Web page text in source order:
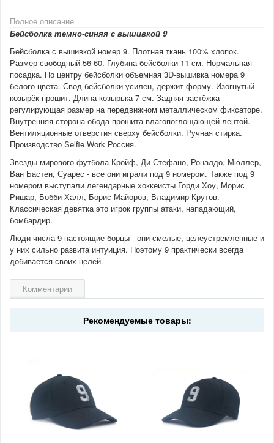
Полное описание
Бейсболка темно-синяя с вышивкой 9
Бейсболка с вышивкой номер 9. Плотная ткань 100% хлопок.
Размер свободный 56-60. Глубина бейсболки 11 см. Нормальная
посадка. По центру бейсболки объемная 3D-вышивка номера 9
белого цвета. Свод бейсболки усилен, держит форму. Изогнутый
козырёк прошит. Длина козырька 7 см. Задняя застёжка
регулирующая размер на передвижном металлическом фиксаторе.
Внутренняя сторона обода прошита влагопоглощающей лентой.
Вентиляционные отверстия сверху бейсболки. Ручная стирка.
Производство Selfie Work Россия.
Звезды мирового футбола Кройф, Ди Стефано, Роналдо, Мюллер,
Ван Бастен, Суарес - все они играли под 9 номером. Также под 9
номером выступали легендарные хоккеисты Горди Хоу, Морис
Ришар, Бобби Халл, Борис Майоров, Владимир Крутов.
Классическая девятка это игрок группы атаки, нападающий,
бомбардир.
Люди числа 9 настоящие борцы - они смелые, целеустремленные и
у них сильно развита интуиция. Поэтому 9 практически всегда
добивается своих целей.
Комментарии
Рекомендуемые товары: